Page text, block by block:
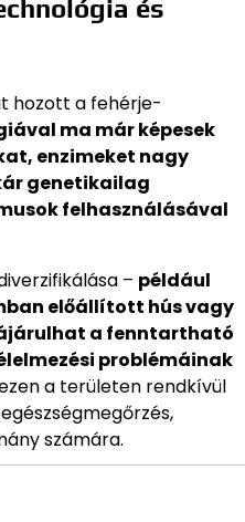
és
hozott a fehérje-
ma már képesek
enzimeket nagy
genetikailag
felhasználásával
– például
előállított hús vagy
a fenntartható
problémáinak
a területen rendkívül
számára.